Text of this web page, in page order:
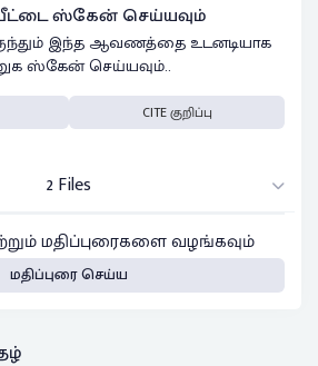
ஸ்கேன் செய்யவும்
இந்த ஆவணத்தை உடனடியாக
ஸ்கேன் செய்யவும்..
CITE குறிப்பு
2 Files
மதிப்புரைகளை வழங்கவும்
மதிப்புரை செய்ய